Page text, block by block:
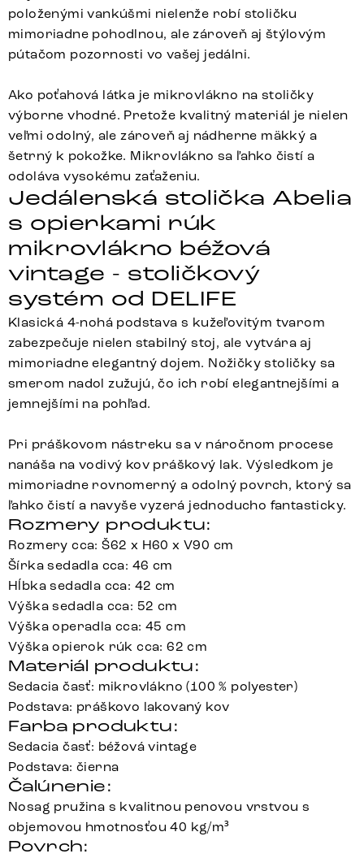
položenými vankúšmi nielenže robí stoličku
mimoriadne pohodlnou, ale zároveň aj štýlovým
pútačom pozornosti vo vašej jedálni.
Ako poťahová látka je mikrovlákno na stoličky
výborne vhodné. Pretože kvalitný materiál je nielen
veľmi odolný, ale zároveň aj nádherne mäkký a
šetrný k pokožke. Mikrovlákno sa ľahko čistí a
odoláva vysokému zaťaženiu.
Jedálenská stolička Abelia
s opierkami rúk
mikrovlákno béžová
vintage - stoličkový
systém od DELIFE
Klasická 4-nohá podstava s kužeľovitým tvarom
zabezpečuje nielen stabilný stoj, ale vytvára aj
mimoriadne elegantný dojem. Nožičky stoličky sa
smerom nadol zužujú, čo ich robí elegantnejšími a
jemnejšími na pohľad.
Pri práškovom nástreku sa v náročnom procese
nanáša na vodivý kov práškový lak. Výsledkom je
mimoriadne rovnomerný a odolný povrch, ktorý sa
ľahko čistí a navyše vyzerá jednoducho fantasticky.
Rozmery produktu:
Rozmery cca: Š62 x H60 x V90 cm
Šírka sedadla cca: 46 cm
Hĺbka sedadla cca: 42 cm
Výška sedadla cca: 52 cm
Výška operadla cca: 45 cm
Výška opierok rúk cca: 62 cm
Materiál produktu:
Sedacia časť: mikrovlákno (100 % polyester)
Podstava: práškovo lakovaný kov
Farba produktu:
Sedacia časť: béžová vintage
Podstava: čierna
Čalúnenie:
Nosag pružina s kvalitnou penovou vrstvou s
objemovou hmotnosťou 40 kg/m³
Povrch: